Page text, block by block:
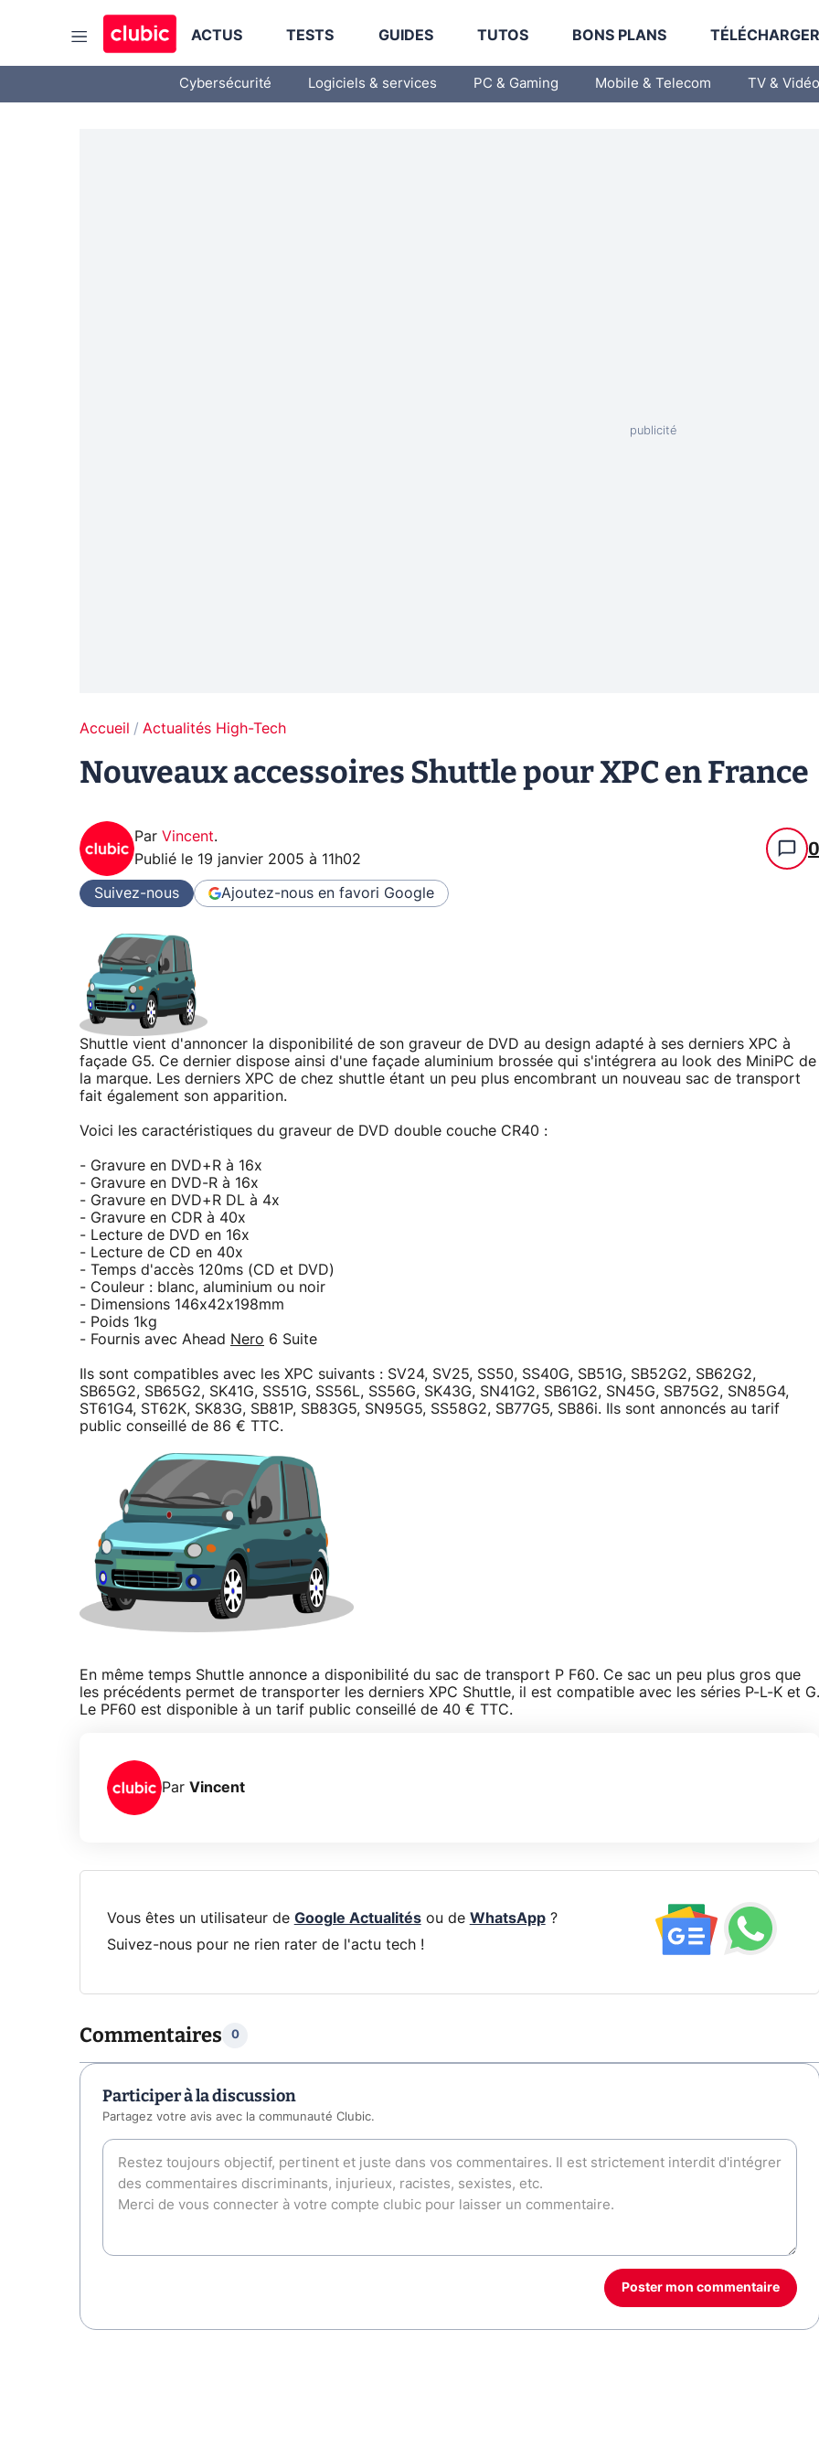
ACTUS TESTS GUIDES TUTOS BONS PLANS
Cybersécurité Logiciels & services PC & Gaming Mobile & Telecom TV & Vidéo
Accueil Actualités High-Tech
Nouveaux accessoires Shuttle pour XPC en France
Par Vincent.
Publié le 19 janvier 2005 à 11h02 0
Suivez-nous Ajoutez-nous en favori Google
Shuttle vient d'annoncer la disponibilité de son graveur de DVD au design adapté à ses derniers XPC à
façade G5. Ce dernier dispose ainsi d'une façade aluminium brossée qui s'intégrera au look des MiniPC de
la marque. Les derniers XPC de chez shuttle étant un peu plus encombrant un nouveau sac de transport
fait également son apparition.
Voici les caractéristiques du graveur de DVD double couche CR40 :
- Gravure en DVD+R à 16x
- Gravure en DVD-R à 16x
- Gravure en DVD+R DL à 4x
- Gravure en CDR à 40x
- Lecture de DVD en 16x
- Lecture de CD en 40x
- Temps d'accès 120ms (CD et DVD)
- Couleur : blanc, aluminium ou noir
- Dimensions 146x42x198mm
- Poids 1kg
- Fournis avec Ahead Nero 6 Suite
Ils sont compatibles avec les XPC suivants : SV24, SV25, SS50, SS40G, SB51G, SB52G2, SB62G2,
SB65G2, SB65G2, SK41G, SS51G, SS56L, SS56G, SK43G, SN41G2, SB61G2, SN45G, SB75G2, SN85G4,
ST61G4, ST62K, SK83G, SB81P, SB83G5, SN95G5, SS58G2, SB77G5, SB86i. Ils sont annoncés au tarif
public conseillé de 86 € TTC.
En même temps Shuttle annonce a disponibilité du sac de transport P F60. Ce sac un peu plus gros que
les précédents permet de transporter les derniers XPC Shuttle, il est compatible avec les séries P-L-K et G.
Le PF60 est disponible à un tarif public conseillé de 40 € TTC.
Par Vincent
Vous êtes un utilisateur de Google Actualitésou de WhatsApp?
Suivez-nous pour ne rien rater de l'actu tech !
Commentaires 0
Participer à la discussion
Partagez votre avis avec la communauté Clubic.
Poster mon commentaire